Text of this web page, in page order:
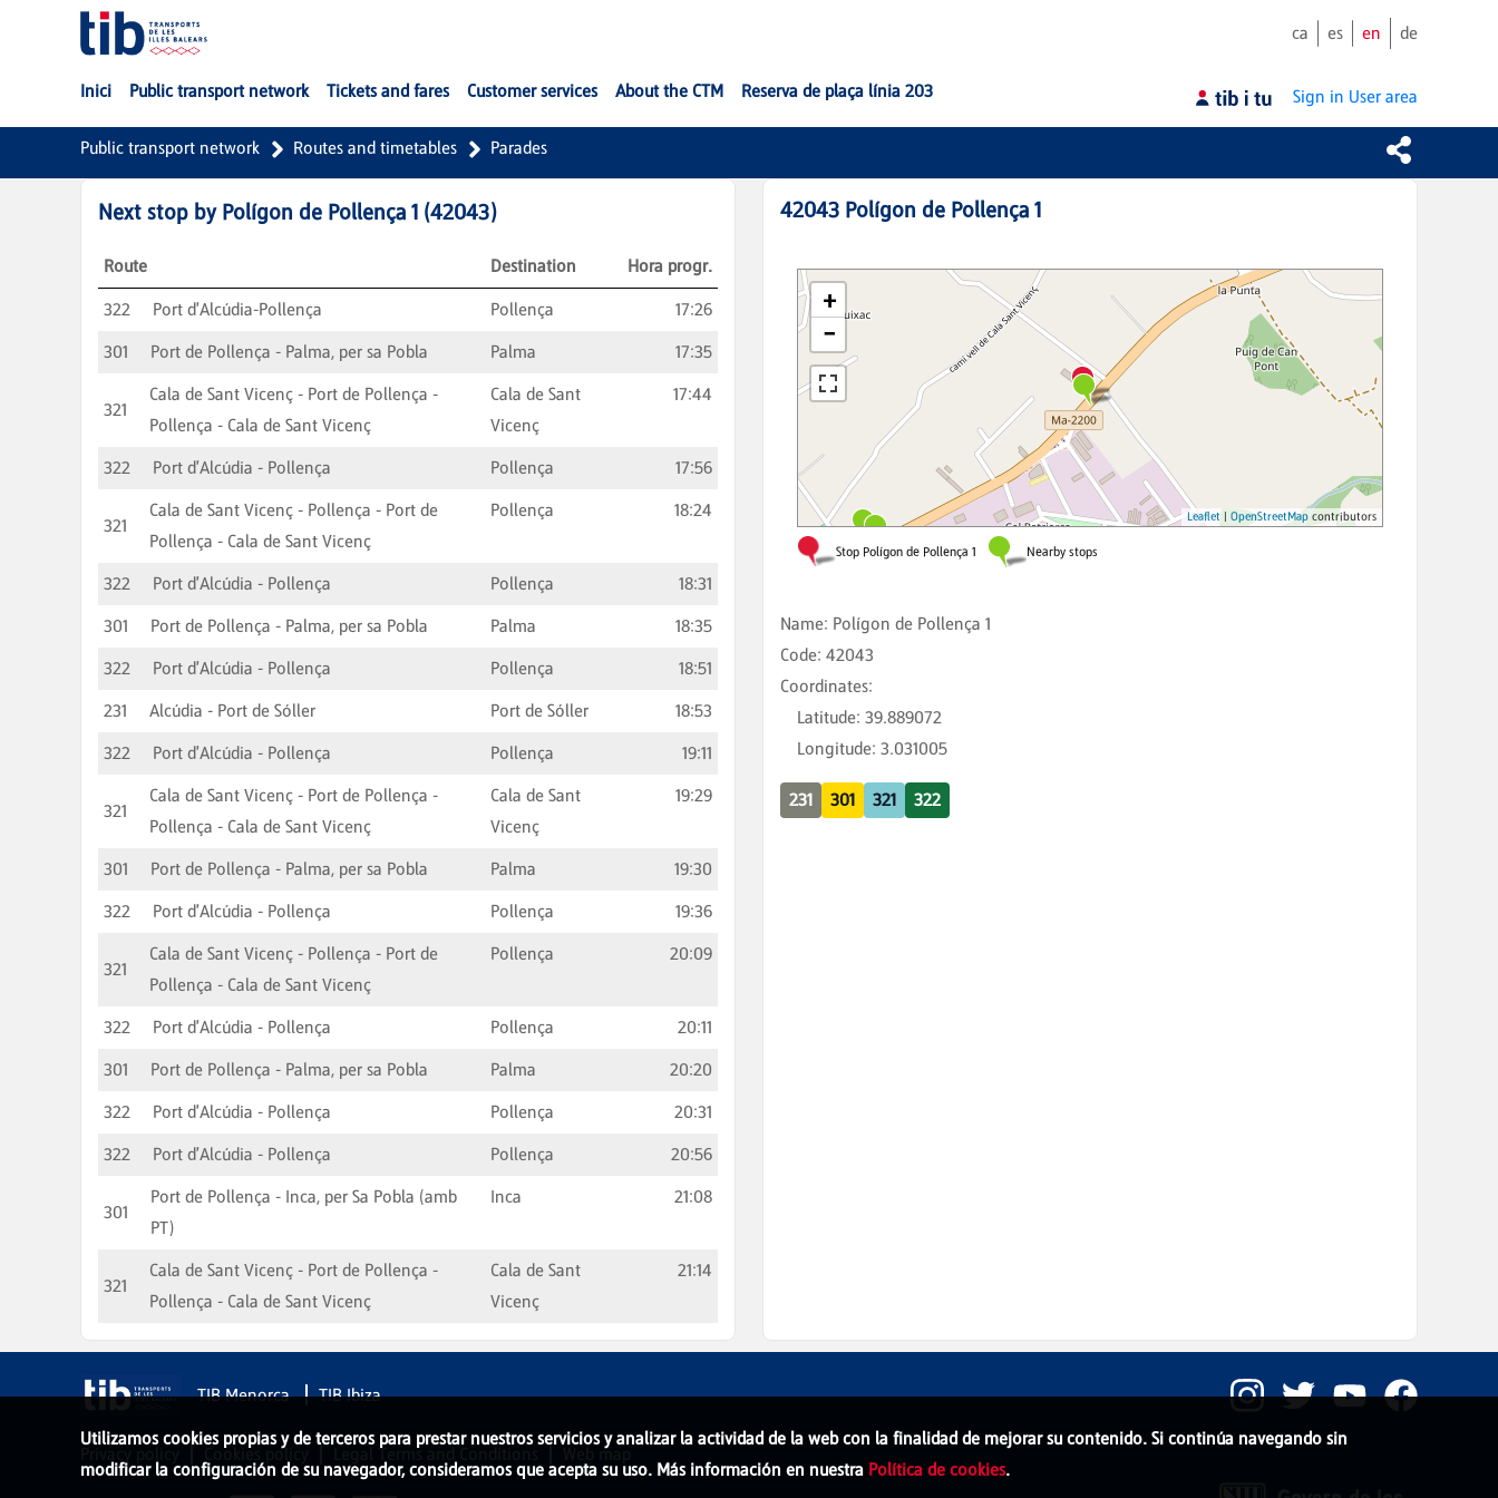
Skip to Main Content
ca es en de
Inici Public transport network Tickets and fares Customer services About the CTM Reserva de plaça línia 203 Sign in User area
Public transport network Routes and timetables Parades
Next stop by Polígon de Pollença 1 (42043)
Route Destination Hora progr.
322 Port d'Alcúdia-Pollença Pollença
17:26
301
Port de Pollença - Palma, per sa Pobla Palma 17:35
321
Cala de Sant Vicenç - Port de Pollença -
Pollença - Cala de Sant Vicenç
Cala de Sant
Vicenç
17:44
322 Port d'Alcúdia - Pollença Pollença 17:56
321
Cala de Sant Vicenç - Pollença - Port de
Pollença - Cala de Sant Vicenç
Pollença 18:24
322 Port d'Alcúdia - Pollença Pollença
18:31
301
Port de Pollença - Palma, per sa Pobla Palma
18:35
322
Port d'Alcúdia - Pollença Pollença
18:51
231
Alcúdia - Port de Sóller Port de Sóller
18:53
322
Port d'Alcúdia - Pollença Pollença 19:11
321
Cala de Sant Vicenç - Port de Pollença -
Pollença - Cala de Sant Vicenç
Cala de Sant
Vicenç
19:29
301 Port de Pollença - Palma, per sa Pobla Palma
19:30
322
Port d'Alcúdia - Pollença Pollença 19:36
321
Cala de Sant Vicenç - Pollença - Port de
Pollença - Cala de Sant Vicenç
Pollença 20:09
322 Port d'Alcúdia - Pollença Pollença
20:11
301
Port de Pollença - Palma, per sa Pobla Palma
20:20
322
Port d'Alcúdia - Pollença Pollença
20:31
322
Port d'Alcúdia - Pollença Pollença 20:56
301
Port de Pollença - Inca, per Sa Pobla (amb
PT)
Inca 21:08
321
Cala de Sant Vicenç - Port de Pollença -
Pollença - Cala de Sant Vicenç
Cala de Sant
Vicenç
21:14
42043 Polígon de Pollença 1
Name: Polígon de Pollença 1
Code: 42043
Coordinates:
Latitude: 39.889072
Longitude: 3.031005
231 301 321 322
Utilizamos cookies propias y de terceros para prestar nuestros servicios y analizar la actividad de la web con la finalidad de mejorar su contenido. Si continúa navegando sin
modificar la configuración de su navegador, consideramos que acepta su uso. Más información en nuestra Política de cookies.
TIB Menorca TIB Ibiza
Cookies policy Legal Terms and Conditions Web map